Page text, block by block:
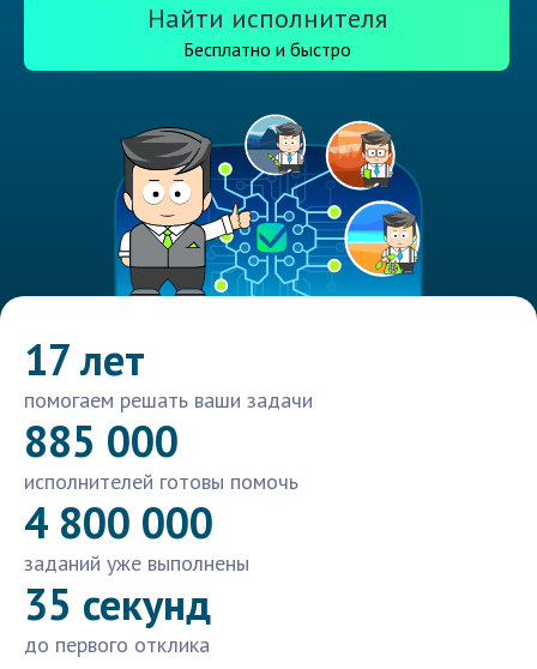
Найти исполнителя
Бесплатно и быстро
17 лет
помогаем решать ваши задачи
885 000
исполнителей готовы помочь
4 800 000
заданий уже выполнены
35 секунд
до первого отклика